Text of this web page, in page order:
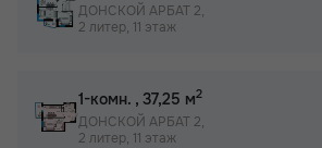
ДОНСКОЙ АРБАТ 2,
2 литер, 11 этаж
1-комн. , 37,25 м2
ДОНСКОЙ АРБАТ 2,
2 литер, 11 этаж